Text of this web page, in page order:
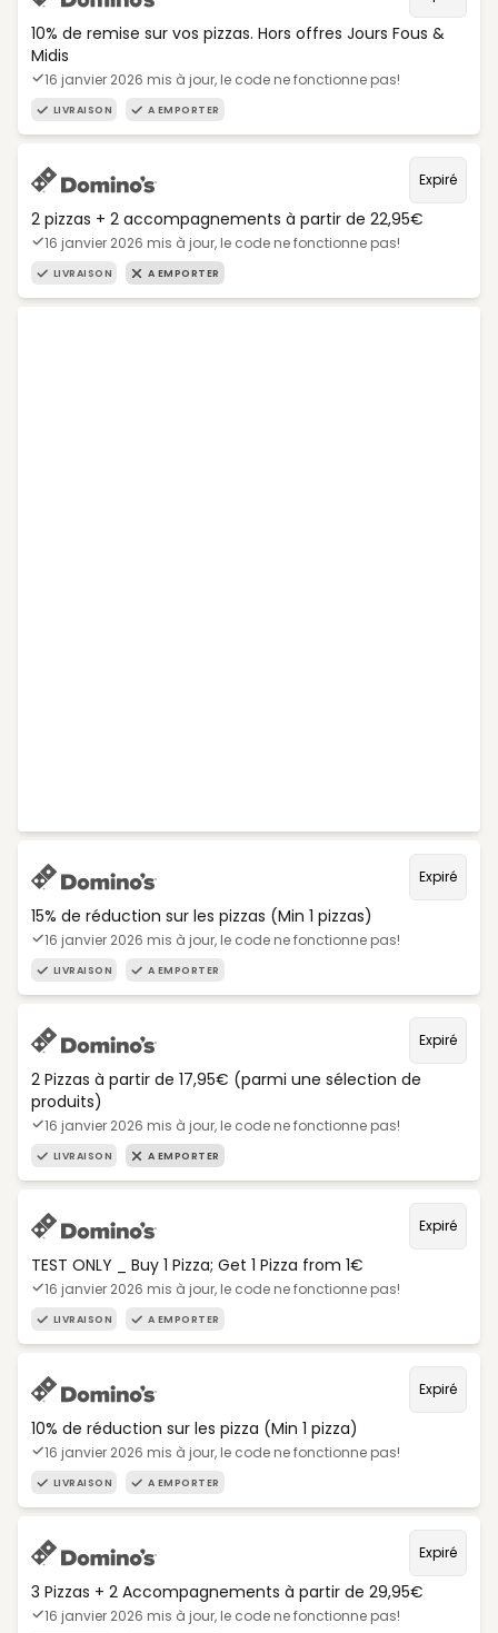
10% de remise sur vos pizzas. Hors offres Jours Fous &
Midis
16 janvier 2026 mis à jour, le code ne fonctionne pas!
LIVRAISON A EMPORTER
Expiré
2 pizzas + 2 accompagnements à partir de 22,95€
16 janvier 2026 mis à jour, le code ne fonctionne pas!
LIVRAISON A EMPORTER
Expiré
15% de réduction sur les pizzas (Min 1 pizzas)
16 janvier 2026 mis à jour, le code ne fonctionne pas!
LIVRAISON A EMPORTER
Expiré
2 Pizzas à partir de 17,95€ (parmi une sélection de
produits)
16 janvier 2026 mis à jour, le code ne fonctionne pas!
LIVRAISON A EMPORTER
Expiré
TEST ONLY _ Buy 1 Pizza; Get 1 Pizza from 1€
16 janvier 2026 mis à jour, le code ne fonctionne pas!
LIVRAISON A EMPORTER
Expiré
10% de réduction sur les pizza (Min 1 pizza)
16 janvier 2026 mis à jour, le code ne fonctionne pas!
LIVRAISON A EMPORTER
Expiré
3 Pizzas + 2 Accompagnements à partir de 29,95€
16 janvier 2026 mis à jour, le code ne fonctionne pas!